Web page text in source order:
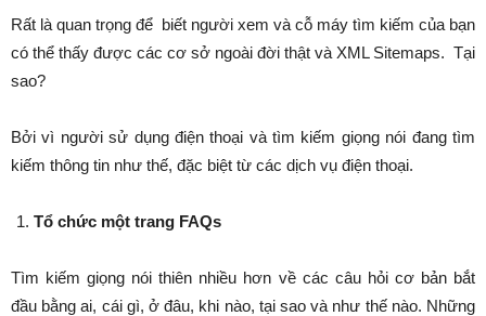
Rất là quan trọng để biết người xem và cỗ máy tìm kiếm của bạn
có thể thấy được các cơ sở ngoài đời thật và XML Sitemaps. Tại
sao?
Bởi vì người sử dụng điện thoại và tìm kiếm giọng nói đang tìm
kiếm thông tin như thế, đặc biệt từ các dịch vụ điện thoại.
Tổ chức một trang FAQs
Tìm kiếm giọng nói thiên nhiều hơn về các câu hỏi cơ bản bắt
đầu bằng ai, cái gì, ở đâu, khi nào, tại sao và như thế nào. Những